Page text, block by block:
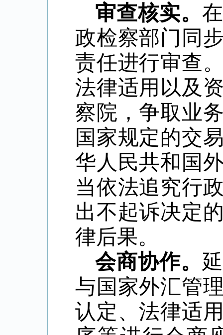
审查核实。
政检察部门同
责任进行审查
法律适用以及
察院，争取业
国家规定的交
华人民共和国
当依法追究行
出不起诉决定
律后果。
会商协作。
与国家外汇管
认定、法律适